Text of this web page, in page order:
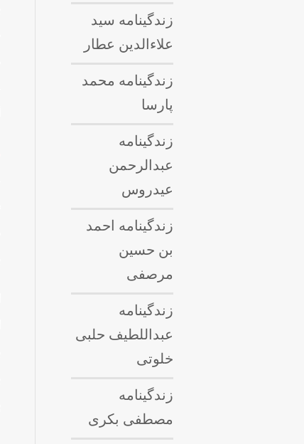
زندگینامه سید
علاءالدین عطار
زندگینامه محمد
پارسا
زندگینامه
عبدالرحمن
عیدروس
زندگینامه احمد
بن حسین
مرصفی
زندگینامه
عبداللطيف حلبى
خلوتی
زندگینامه
مصطفی بکری